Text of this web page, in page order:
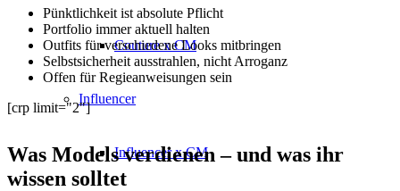
Couture x CM
Influencer
Influencer x CM
Pünktlichkeit ist absolute Pflicht
Portfolio immer aktuell halten
Outfits für verschiedene Looks mitbringen
Selbstsicherheit ausstrahlen, nicht Arroganz
Offen für Regieanweisungen sein
[crp limit="2"]
Was Models verdienen – und was ihr
wissen solltet